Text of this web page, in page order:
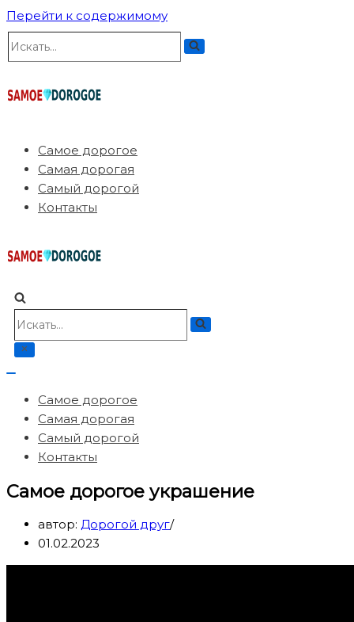
Перейти к содержимому
Искать...
Самое дорогое
Самая дорогая
Самый дорогой
Контакты
Искать...
Самое дорогое
Самая дорогая
Самый дорогой
Контакты
Самое дорогое украшение
автор: Дорогой друг
01.02.2023